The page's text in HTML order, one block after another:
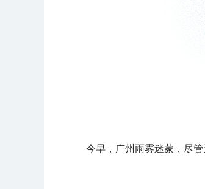
今早，广州雨雾迷蒙，尽